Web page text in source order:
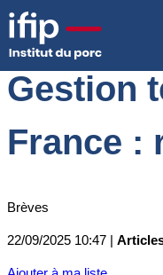
AccueilActualités
Gestion
France :
Brèves
22/09/2025 10:47 |